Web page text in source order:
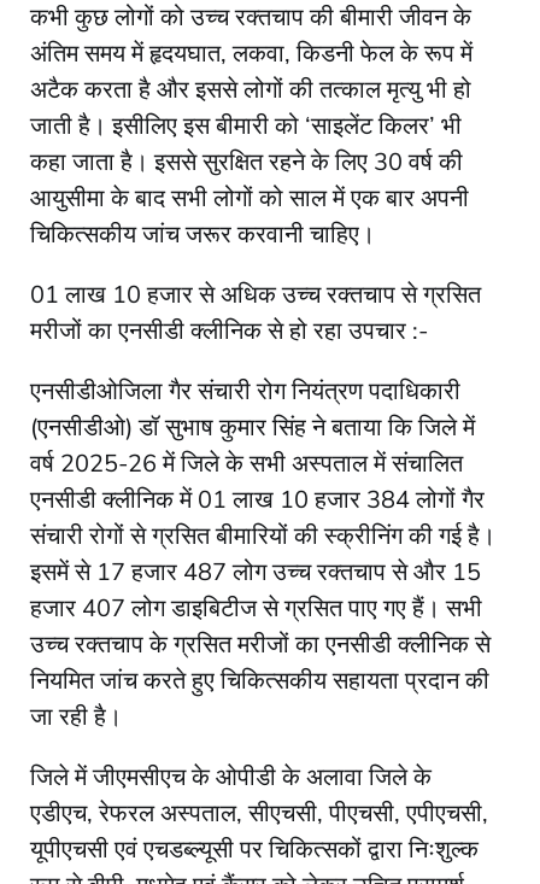
कभी कुछ लोगों को उच्च रक्तचाप की बीमारी जीवन के
अंतिम समय में हृदयघात, लकवा, किडनी फेल के रूप में
अटैक करता है और इससे लोगों की तत्काल मृत्यु भी हो
जाती है। इसीलिए इस बीमारी को ‘साइलेंट किलर’ भी
कहा जाता है। इससे सुरक्षित रहने के लिए 30 वर्ष की
आयुसीमा के बाद सभी लोगों को साल में एक बार अपनी
चिकित्सकीय जांच जरूर करवानी चाहिए।
01 लाख 10 हजार से अधिक उच्च रक्तचाप से ग्रसित
मरीजों का एनसीडी क्लीनिक से हो रहा उपचार :-
एनसीडीओजिला गैर संचारी रोग नियंत्रण पदाधिकारी
(एनसीडीओ) डॉ सुभाष कुमार सिंह ने बताया कि जिले में
वर्ष 2025-26 में जिले के सभी अस्पताल में संचालित
एनसीडी क्लीनिक में 01 लाख 10 हजार 384 लोगों गैर
संचारी रोगों से ग्रसित बीमारियों की स्क्रीनिंग की गई है।
इसमें से 17 हजार 487 लोग उच्च रक्तचाप से और 15
हजार 407 लोग डाइबिटीज से ग्रसित पाए गए हैं। सभी
उच्च रक्तचाप के ग्रसित मरीजों का एनसीडी क्लीनिक से
नियमित जांच करते हुए चिकित्सकीय सहायता प्रदान की
जा रही है।
जिले में जीएमसीएच के ओपीडी के अलावा जिले के
एडीएच, रेफरल अस्पताल, सीएचसी, पीएचसी, एपीएचसी,
यूपीएचसी एवं एचडब्ल्यूसी पर चिकित्सकों द्वारा निःशुल्क